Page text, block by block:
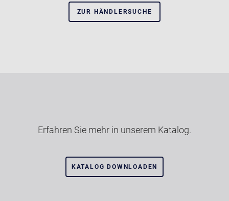
ZUR HÄNDLERSUCHE
Erfahren Sie mehr in unserem Katalog.
KATALOG DOWNLOADEN